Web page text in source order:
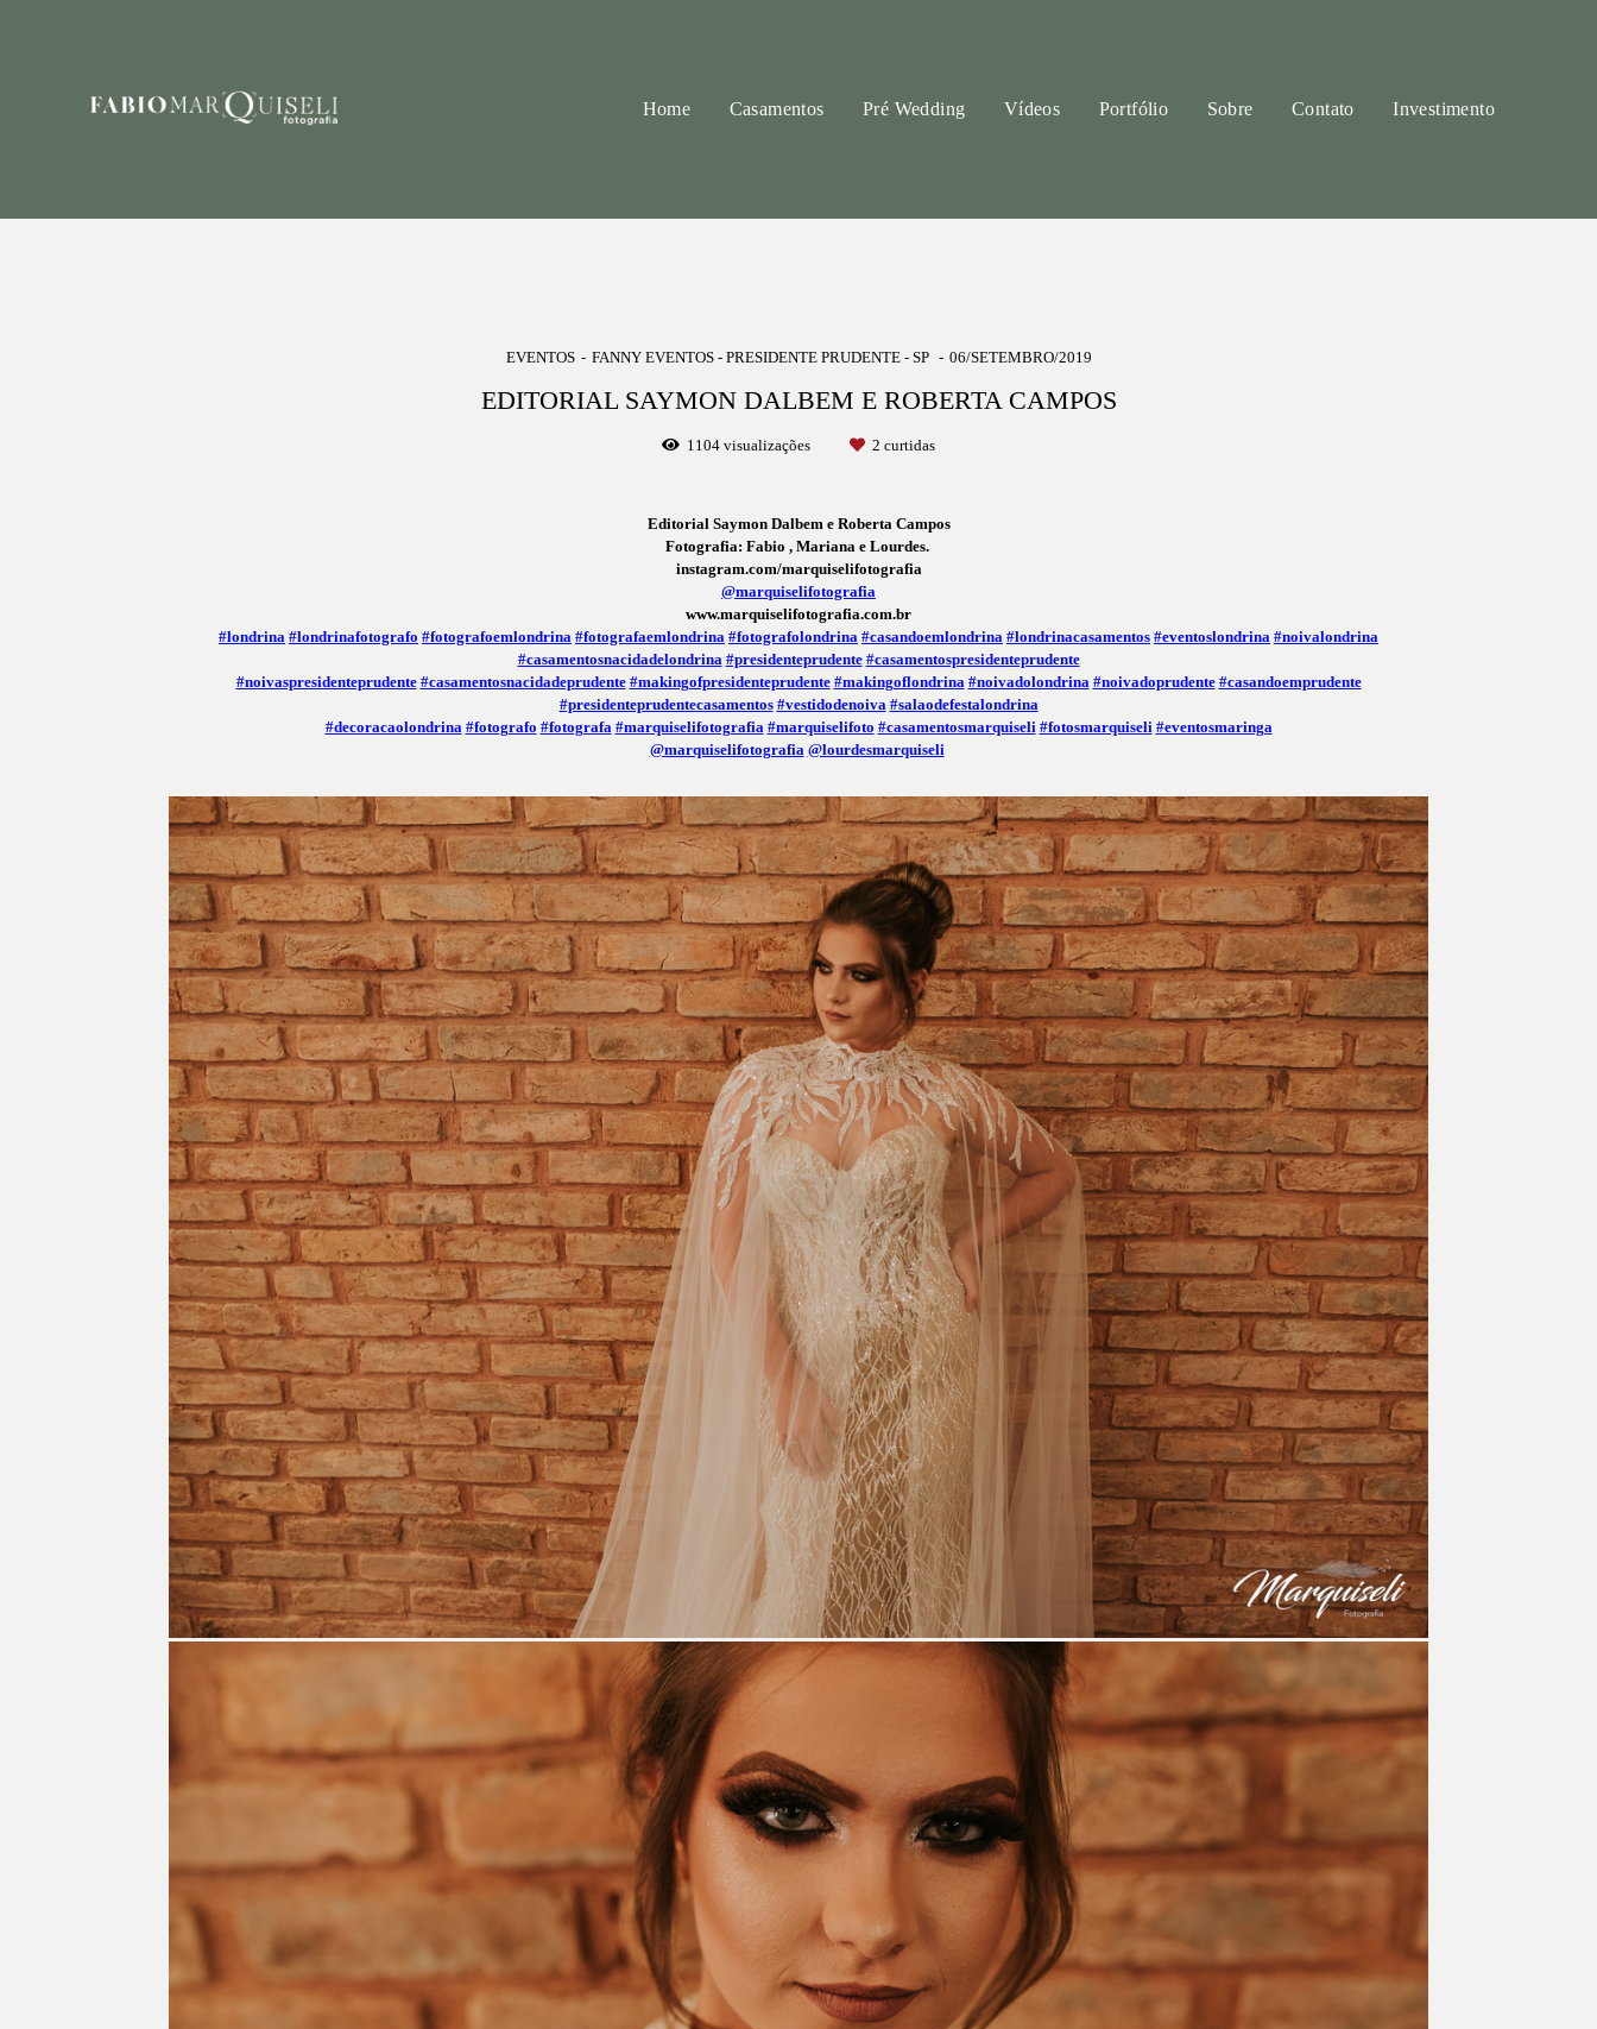
Home Casamentos Pré Wedding Vídeos Portfólio Sobre Contato Investimento
EVENTOS FANNY EVENTOS - PRESIDENTE PRUDENTE - SP 06/SETEMBRO/2019
EDITORIAL SAYMON DALBEM E ROBERTA CAMPOS
1104 visualizações 2 curtidas
Editorial Saymon Dalbem e Roberta Campos
Fotografia: Fabio , Mariana e Lourdes.
instagram.com/marquiselifotografia
@marquiselifotografia
www.marquiselifotografia.com.br
#londrina #londrinafotografo #fotografoemlondrina #fotografaemlondrina #fotografolondrina #casandoemlondrina #londrinacasamentos #eventoslondrina #noivalondrina
#casamentosnacidadelondrina #presidenteprudente #casamentospresidenteprudente
#noivaspresidenteprudente #casamentosnacidadeprudente #makingofpresidenteprudente #makingoflondrina #noivadolondrina #noivadoprudente #casandoemprudente
#presidenteprudentecasamentos #vestidodenoiva #salaodefestalondrina
#decoracaolondrina #fotografo #fotografa #marquiselifotografia #marquiselifoto #casamentosmarquiseli #fotosmarquiseli #eventosmaringa
@marquiselifotografia @lourdesmarquiseli